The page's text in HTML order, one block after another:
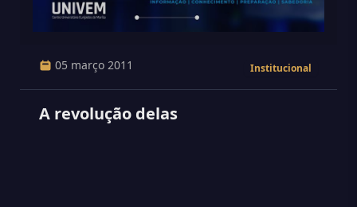
05 março 2011 Institucional
A revolução delas